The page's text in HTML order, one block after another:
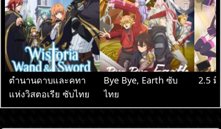
ตำนานดาบและคทา
แห่งวิสตอเรีย ซับไทย
Bye Bye, Earth ซับ
ไทย
2.5